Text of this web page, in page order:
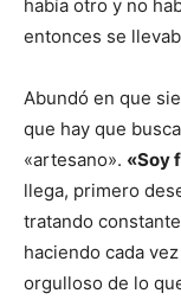
había otro y no
entonces se
Abundó en que
que hay que
«artesano». «Soy
llega, primero
tratando
haciendo cada
orgulloso de lo